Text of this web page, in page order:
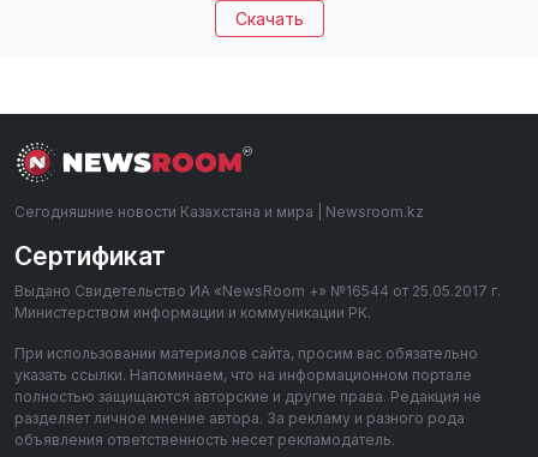
Скачать
Сегодняшние новости Казахстана и мира | Newsroom.kz
Сертификат
Выдано Свидетельство ИА «NewsRoom +» №16544 от 25.05.2017 г.
Министерством информации и коммуникации РК.
При использовании материалов сайта, просим вас обязательно
указать ссылки. Напоминаем, что на информационном портале
полностью защищаются авторские и другие права. Редакция не
разделяет личное мнение автора. За рекламу и разного рода
объявления ответственность несет рекламодатель.